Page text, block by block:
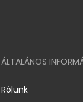
ÁLTALÁNOS
Rólunk